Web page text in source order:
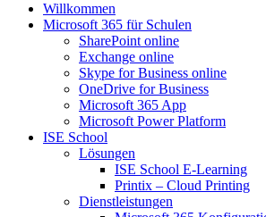
Willkommen
Microsoft 365 für Schulen​
SharePoint online
Exchange online
Skype for Business online
OneDrive for Business
Microsoft 365 App
Microsoft Power Platform
ISE School
Lösungen
ISE School E-Learning
Printix – Cloud Printing
Dienstleistungen